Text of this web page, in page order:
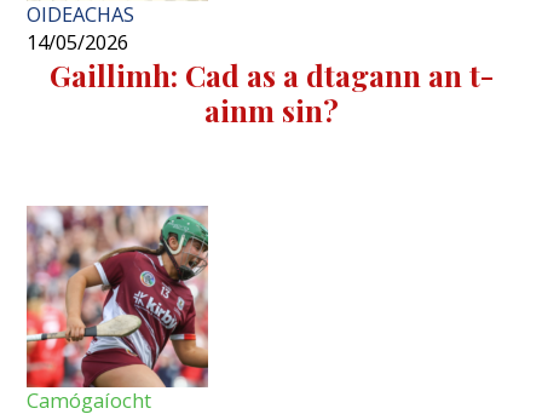
OIDEACHAS
14/05/2026
Gaillimh: Cad as a dtagann an t-
ainm sin?
Camógaíocht